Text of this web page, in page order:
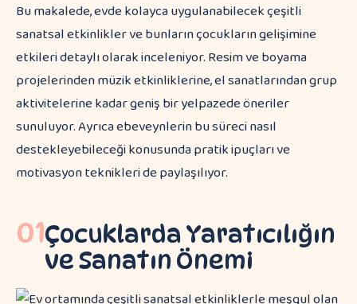
Bu makalede, evde kolayca uygulanabilecek çeşitli
sanatsal etkinlikler ve bunların çocukların gelişimine
etkileri detaylı olarak inceleniyor. Resim ve boyama
projelerinden müzik etkinliklerine, el sanatlarından grup
aktivitelerine kadar geniş bir yelpazede öneriler
sunuluyor. Ayrıca ebeveynlerin bu süreci nasıl
destekleyebileceği konusunda pratik ipuçları ve
motivasyon teknikleri de paylaşılıyor.
01Çocuklarda Yaratıcılığın
ve Sanatın Önemi